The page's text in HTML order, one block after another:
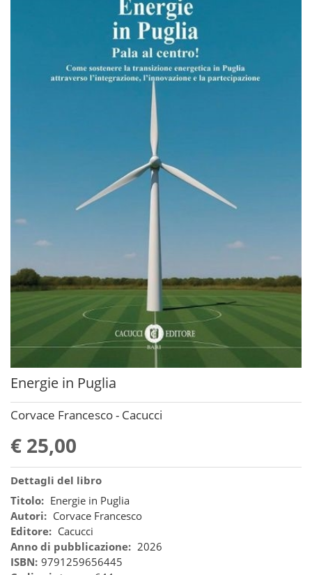
Energie in Puglia
Corvace Francesco - Cacucci
€ 25,00
Dettagli del libro
Titolo: Energie in Puglia
Autori: Corvace Francesco
Editore: Cacucci
Anno di pubblicazione: 2026
ISBN: 9791259656445